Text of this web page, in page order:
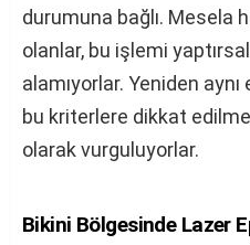
durumuna bağlı. Mesela
olanlar, bu işlemi
alamıyorlar. Yeniden
bu kriterlere dikkat
olarak vurguluyorlar.
Bikini Bölgesinde Lazer